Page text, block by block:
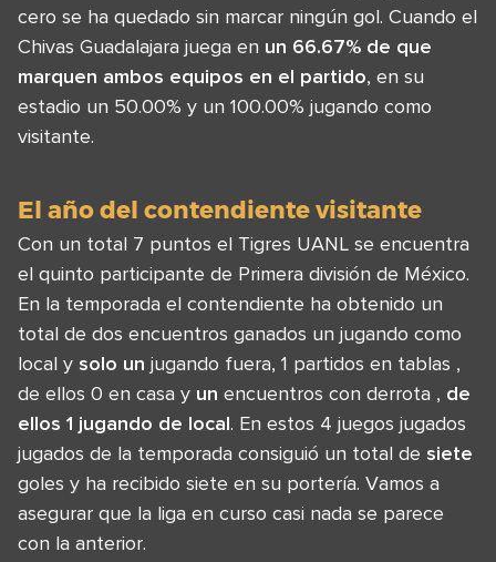
cero se ha quedado sin marcar ningún gol. Cuando el
Chivas Guadalajara juega en un 66.67% de que
marquen ambos equipos en el partido, en su
estadio un 50.00% y un 100.00% jugando como
visitante.
El año del contendiente visitante
Con un total 7 puntos el Tigres UANL se encuentra
el quinto participante de Primera división de México.
En la temporada el contendiente ha obtenido un
total de dos encuentros ganados un jugando como
local y solo un jugando fuera, 1 partidos en tablas ,
de ellos 0 en casa y un encuentros con derrota , de
ellos 1 jugando de local. En estos 4 juegos jugados
jugados de la temporada consiguió un total de siete
goles y ha recibido siete en su portería. Vamos a
asegurar que la liga en curso casi nada se parece
con la anterior.